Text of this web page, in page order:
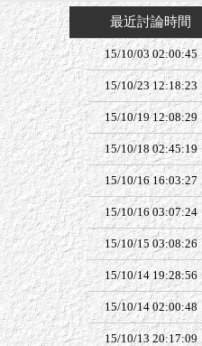
最近討論時間
15/10/03 02:00:45
15/10/23 12:18:23
15/10/19 12:08:29
15/10/18 02:45:19
15/10/16 16:03:27
15/10/16 03:07:24
15/10/15 03:08:26
15/10/14 19:28:56
15/10/14 02:00:48
15/10/13 20:17:09